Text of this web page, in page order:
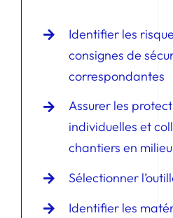
Identifier les
consignes de
correspondantes
Assurer les
individuelles et
chantiers en
Sélectionner
Identifier les